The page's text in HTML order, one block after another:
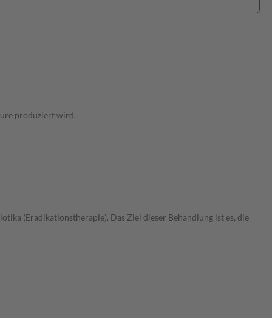
produziert wird.
(Eradikationstherapie). Das Ziel dieser Behandlung ist es, die